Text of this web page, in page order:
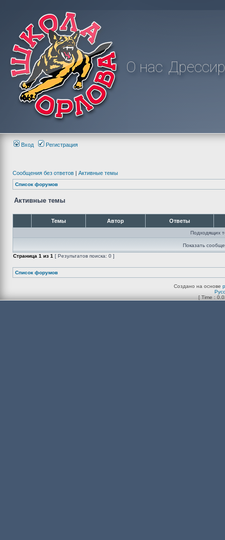
О нас
Вход Регистрация
Сообщения без ответов | Активные темы
Список форумов
Активные темы
Темы Автор Ответы
Подходящих
Показать
Страница 1 из 1 [ Результатов поиска: 0 ]
Список форумов
Создано на основе
[ Time :